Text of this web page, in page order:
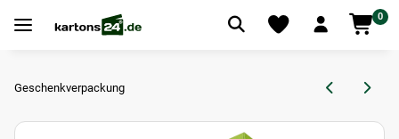
0
Geschenkverpackung